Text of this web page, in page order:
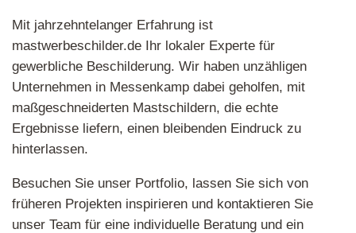
Mit jahrzehntelanger Erfahrung ist
mastwerbeschilder.de Ihr lokaler Experte für
gewerbliche Beschilderung. Wir haben unzähligen
Unternehmen in Messenkamp dabei geholfen, mit
maßgeschneiderten Mastschildern, die echte
Ergebnisse liefern, einen bleibenden Eindruck zu
hinterlassen.
Besuchen Sie unser Portfolio, lassen Sie sich von
früheren Projekten inspirieren und kontaktieren Sie
unser Team für eine individuelle Beratung und ein